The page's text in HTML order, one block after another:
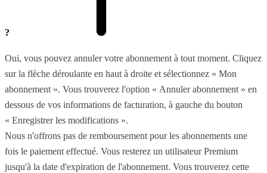
?
Oui, vous pouvez annuler votre abonnement à tout moment. Cliquez
sur la flèche déroulante en haut à droite et sélectionnez « Mon
abonnement ». Vous trouverez l'option « Annuler abonnement » en
dessous de vos informations de facturation, à gauche du bouton
« Enregistrer les modifications ».
Nous n'offrons pas de remboursement pour les abonnements une
fois le paiement effectué. Vous resterez un utilisateur Premium
jusqu'à la date d'expiration de l'abonnement. Vous trouverez cette